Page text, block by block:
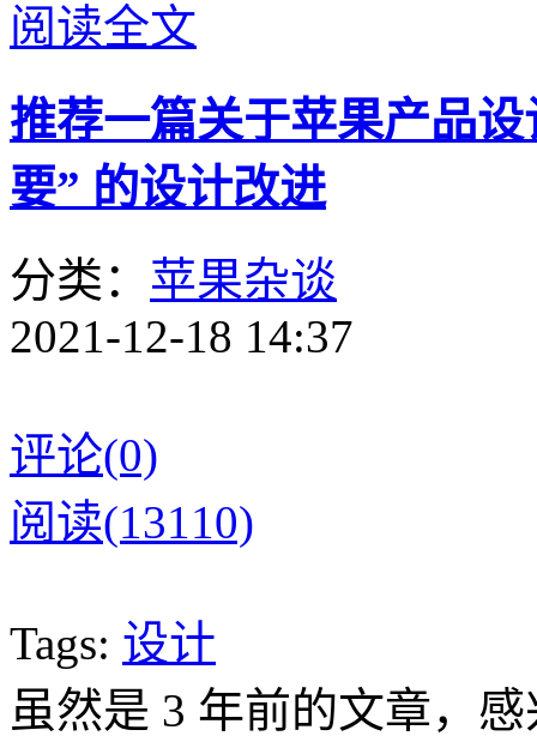
阅读全文
推荐一篇关于苹果产品
要” 的设计改进
分类： 苹果杂谈
2021-12-18 14:37
评论(0)
阅读(13110)
Tags: 设计
虽然是 3 年前的文章，